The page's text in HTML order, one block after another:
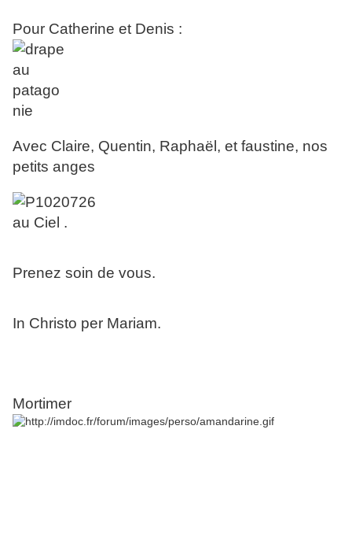
Pour Catherine et Denis :
Avec Claire, Quentin, Raphaël, et faustine, nos
petits anges
au Ciel .
Prenez soin de vous.
In Christo per Mariam.
Mortimer